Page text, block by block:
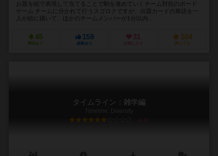
お題を絵で表現して当てることで駒を進めていくチーム対抗のボード
ゲーム チームに分かれて行うスゴロクですが、出題カードの単語を一
人が絵に描いて、ほかのチームメンバーが1分以内...
45
興味あり
159
経験あり
31
お気に入り
104
持ってる
タイムライン：雑学編
Timeline: Diversity
6.0